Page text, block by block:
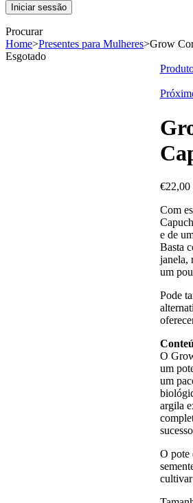
Procurar
Home>Presentes para Mulheres>Grow
Esgotado
€22,00
Com
e de
Basta
janela,
um
Pode
O
um
um
argila
O pote
cultivar